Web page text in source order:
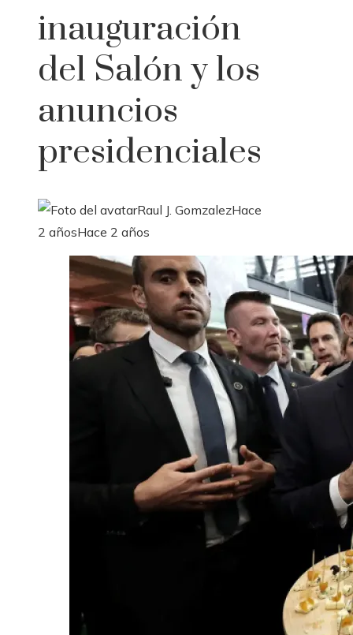
inauguración
del Salón y los
anuncios
presidenciales
Raul J. GomzalezHace
2 añosHace 2 años